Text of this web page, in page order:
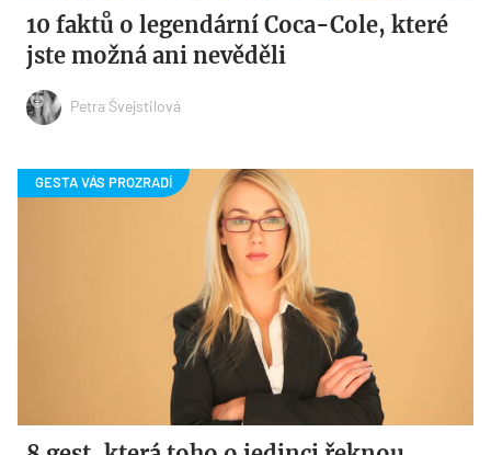
10 faktů o legendární Coca-Cole, které
jste možná ani nevěděli
Petra Švejstilová